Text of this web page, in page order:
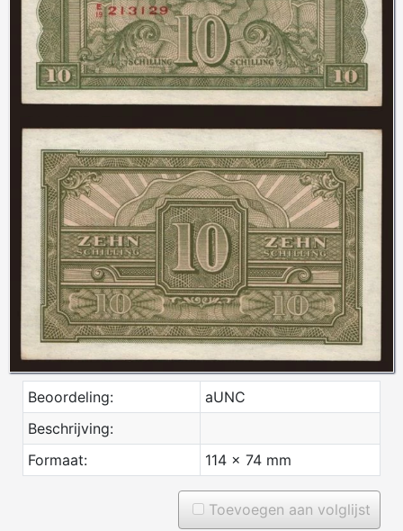
Beoordeling:
aUNC
Beschrijving:
Formaat:
114 x 74 mm
Toevoegen aan volglijst